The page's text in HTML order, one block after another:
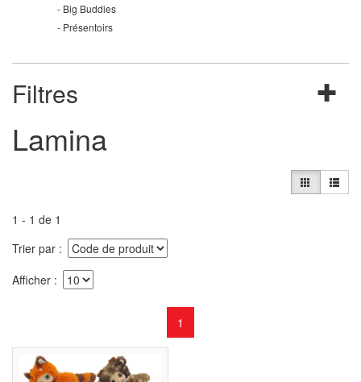
Big Buddies
Présentoirs
Filtres
Lamina
1 - 1 de 1
Trier par
Afficher
1